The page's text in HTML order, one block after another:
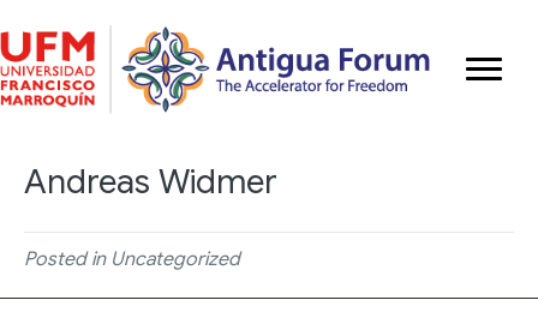
Andreas Widmer
Posted in Uncategorized